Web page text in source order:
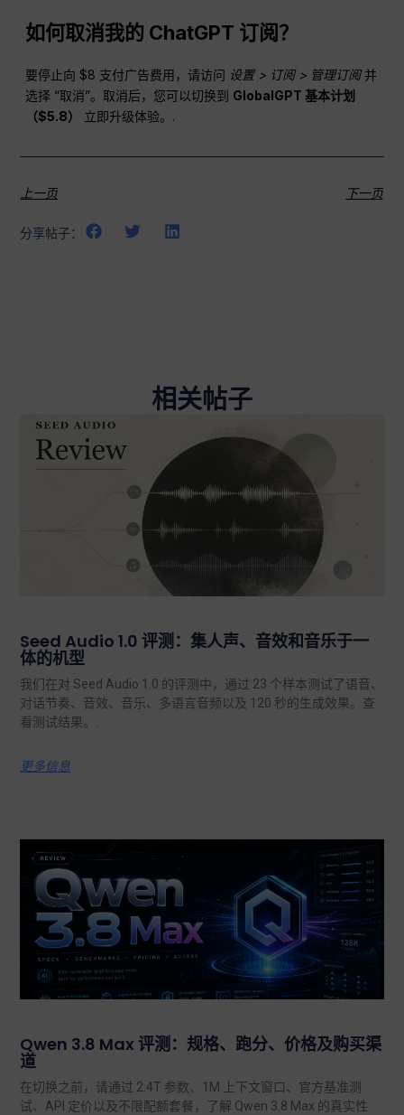
如何取消我的 ChatGPT 订阅？
要停止向 $8 支付广告费用，请访问 设置 > 订阅 > 管理订阅并
选择 “取消”。取消后，您可以切换到 GlobalGPT 基本计划
（$5.8）
立即升级体验。.
上一页 下一页
分享帖子：
相关帖子
Seed Audio 1.0 评测：集人声、音效和音乐于一
体的机型
我们在对 Seed Audio 1.0 的评测中，通过 23 个样本测试了语音、
对话节奏、音效、音乐、多语言音频以及 120 秒的生成效果。查
看测试结果。.
更多信息
Qwen 3.8 Max 评测：规格、跑分、价格及购买渠
道
在切换之前，请通过 2.4T 参数、1M 上下文窗口、官方基准测
试、API 定价以及不限配额套餐，了解 Qwen 3.8 Max 的真实性